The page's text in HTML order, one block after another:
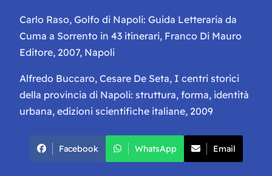
Carlo Raso, Golfo di Napoli: Guida Letteraria da
Cuma a Sorrento in 43 itinerari, Franco Di Mauro
Editore, 2007, Napoli
Alfredo Buccaro, Cesare De Seta, I centri storici
della provincia di Napoli: struttura, forma, identità
urbana, edizioni scientifiche italiane, 2009
Facebook WhatsApp Email